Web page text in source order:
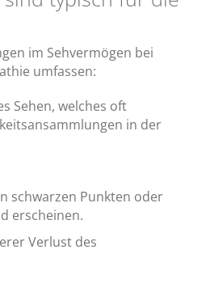
im Sehvermögen bei
umfassen:
Sehen, welches oft
in der
schwarzen Punkten oder
erscheinen.
Verlust des